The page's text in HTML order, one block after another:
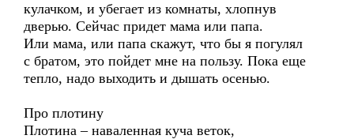
кулачком, и убегает из комнаты, хлопнув
дверью. Сейчас придет мама или папа.
Или мама, или папа скажут, что бы я погулял
с братом, это пойдет мне на пользу. Пока еще
тепло, надо выходить и дышать осенью.
Про плотину
Плотина – наваленная куча веток,